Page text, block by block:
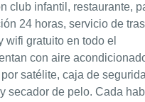
club infantil, restaurante,
24 horas, servicio de
gratuito en todo el
con aire
satélite, caja de
secador de pelo. Cada